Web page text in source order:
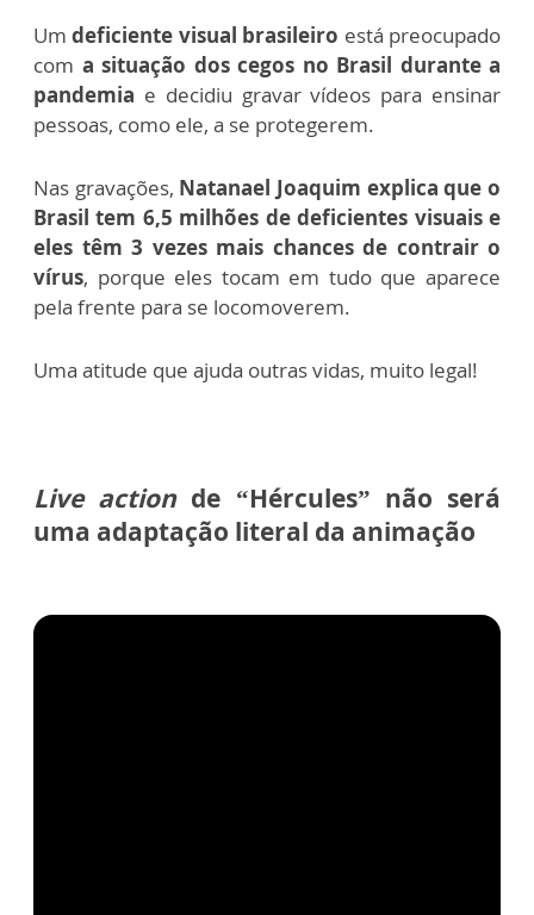
Umdeficiente visual brasileiro está preocupado
com a situação dos cegos no Brasil durante a
pandemia e decidiu gravar vídeos para ensinar
pessoas, como ele, a se protegerem.
Nas gravações, Natanael Joaquim explica que o
Brasil tem 6,5 milhões de deficientes visuais e
eles têm 3 vezes mais chances de contrair o
vírus, porque eles tocam em tudo que aparece
pela frente para se locomoverem.
Uma atitude que ajuda outras vidas, muito legal!
Live actionde “Hércules” não será
uma adaptação literal da animação